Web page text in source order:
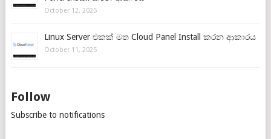
October 12, 2025
Linux Server එකක් මත Cloud Panel Install කරන ආකාරය
October 11, 2025
Follow
Subscribe to notifications